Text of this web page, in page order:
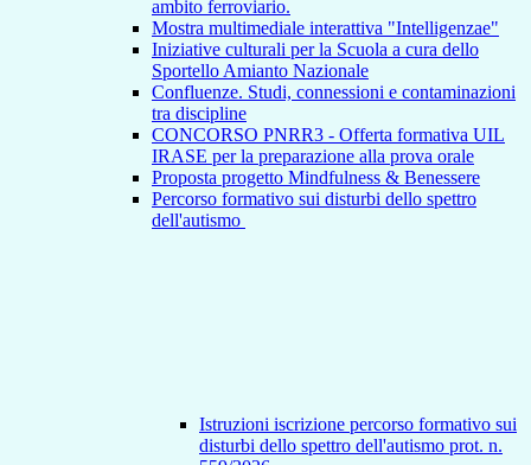
ambito ferroviario.
Mostra multimediale interattiva "Intelligenzae"
Iniziative culturali per la Scuola a cura dello
Sportello Amianto Nazionale
Confluenze. Studi, connessioni e contaminazioni
tra discipline
CONCORSO PNRR3 - Offerta formativa UIL
IRASE per la preparazione alla prova orale
Proposta progetto Mindfulness & Benessere
Percorso formativo sui disturbi dello spettro
dell'autismo
Istruzioni iscrizione percorso formativo sui
disturbi dello spettro dell'autismo prot. n.